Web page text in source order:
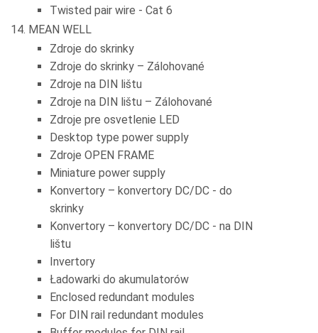
Twisted pair wire - Cat 6
MEAN WELL
Zdroje do skrinky
Zdroje do skrinky – Zálohované
Zdroje na DIN lištu
Zdroje na DIN lištu – Zálohované
Zdroje pre osvetlenie LED
Desktop type power supply
Zdroje OPEN FRAME
Miniature power supply
Konvertory – konvertory DC/DC - do
skrinky
Konvertory – konvertory DC/DC - na DIN
lištu
Invertory
Ładowarki do akumulatorów
Enclosed redundant modules
For DIN rail redundant modules